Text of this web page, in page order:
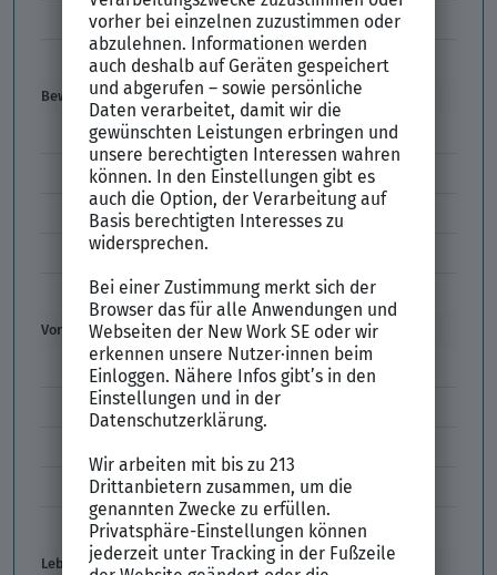
Einstiegsgehalt
Gehaltswunsch
Bewerbung
E-Mail-Bewerbung
Anlagen und Zeugnisse
Initiativbewerbung
Interne Bewerbung
Empfehlungsschreiben
Vorstellungsgespräch
Vorstellungsgespräch Fragen
Schwächen im Vorstellungsgespräch
Vorbereitung Vorstellungsgespräch
Vorstellungsgespräch per Skype
Lebenslauf